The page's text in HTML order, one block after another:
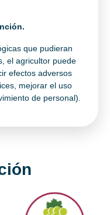
que pudieran
el agricultor puede
efectos adversos
mejorar el uso
de personal).